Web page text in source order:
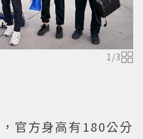
1/3
官方身高有180公分